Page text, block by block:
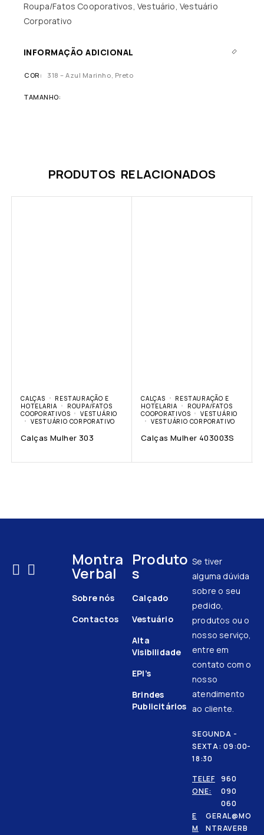
Roupa/Fatos Cooporativos, Vestuário,Vestuário
Corporativo
INFORMAÇÃO ADICIONAL
COR 318 – Azul Marinho, Preto
TAMANHO
PRODUTOS RELACIONADOS
CALÇAS
RESTAURAÇÃO E
HOTELARIA
ROUPA/FATOS
COOPORATIVOS
VESTUÁRIO
VESTUÁRIO CORPORATIVO
Calças Mulher 303
CALÇAS
RESTAURAÇÃO E
HOTELARIA
ROUPA/FATOS
COOPORATIVOS
VESTUÁRIO
VESTUÁRIO CORPORATIVO
Calças Mulher 403003S
Montra
Verbal
Sobre nós
Contactos
Produto
s
Calçado
Vestuário
Alta
Visibilidade
EPI’s
Brindes
Publicitários
Se tiver
alguma dúvida
sobre o seu
pedido,
produtos ou o
nosso serviço,
entre em
contato com o
nosso
atendimento
ao cliente.
SEGUNDA -
SEXTA: 09:00-
18:30
TELEF
ONE:
960
090
060
E
M
GERAL@MO
NTRAVERB